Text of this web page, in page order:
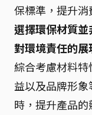
保標準，提升消
選擇環保材質
對環境責任的展
綜合考慮材料
益以及品牌形
時，提升產品的